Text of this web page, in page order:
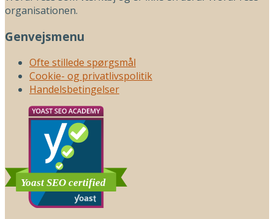
organisationen.
Genvejsmenu
Ofte stillede spørgsmål
Cookie- og privatlivspolitik
Handelsbetingelser